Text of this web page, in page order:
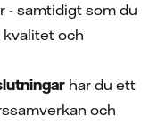
- samtidigt som du
och
har du ett
och